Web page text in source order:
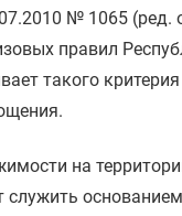
№ 1065 (ред.
правил
такого
на
служить